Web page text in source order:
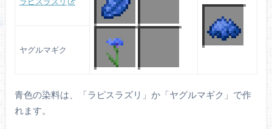
ヤグルマギク
青色の染料は、「ラピスラズリ」か「ヤグルマギク」で作
れます。